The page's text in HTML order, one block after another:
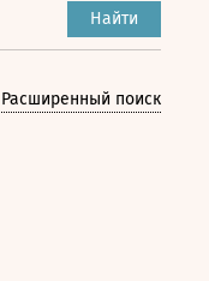
Найти
Расширенный поиск